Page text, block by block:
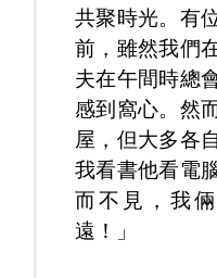
共聚時光。有
前，雖然我們
夫在午間時總
感到窩心。然
屋，但大多各
我看書他看電
而不見，我
遠！」